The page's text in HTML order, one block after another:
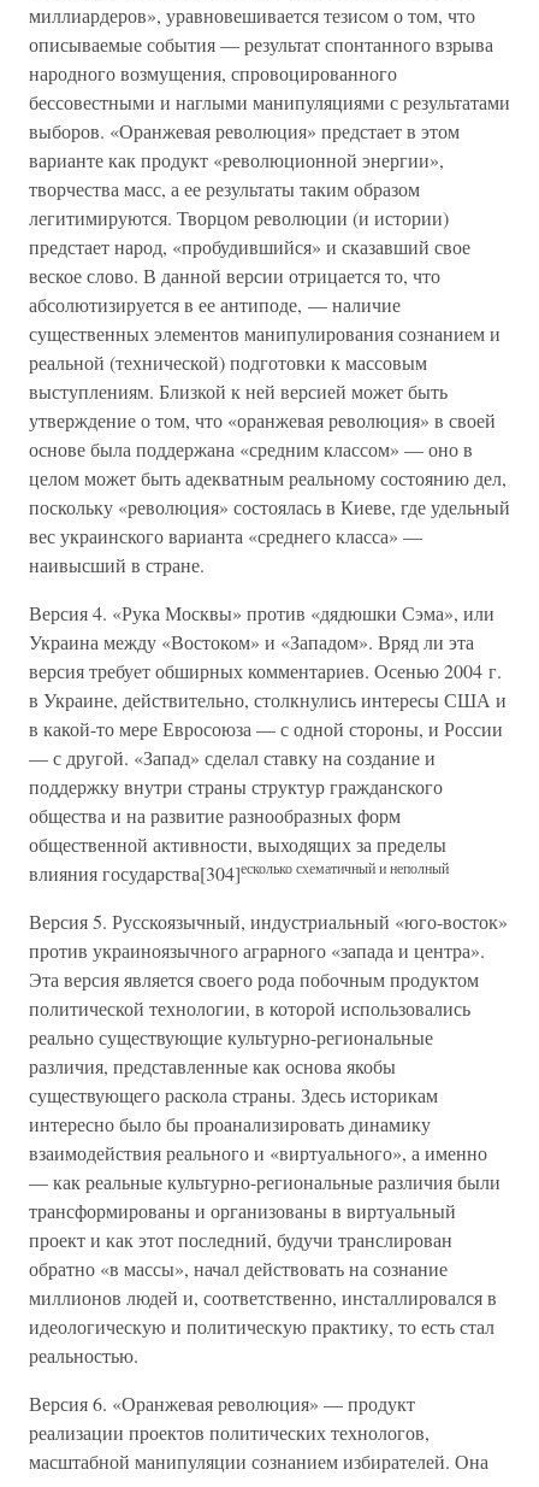
миллиардеров», уравновешивается тезисом о том, что
описываемые события — результат спонтанного взрыва
народного возмущения, спровоцированного
бессовестными и наглыми манипуляциями с результатами
выборов. «Оранжевая революция» предстает в этом
варианте как продукт «революционной энергии»,
творчества масс, а ее результаты таким образом
легитимируются. Творцом революции (и истории)
предстает народ, «пробудившийся» и сказавший свое
веское слово. В данной версии отрицается то, что
абсолютизируется в ее антиподе, — наличие
существенных элементов манипулирования сознанием и
реальной (технической) подготовки к массовым
выступлениям. Близкой к ней версией может быть
утверждение о том, что «оранжевая революция» в своей
основе была поддержана «средним классом» — оно в
целом может быть адекватным реальному состоянию дел,
поскольку «революция» состоялась в Киеве, где удельный
вес украинского варианта «среднего класса» —
наивысший в стране.
Версия 4. «Рука Москвы» против «дядюшки Сэма», или
Украина между «Востоком» и «Западом». Вряд ли эта
версия требует обширных комментариев. Осенью 2004 г.
в Украине, действительно, столкнулись интересы США и
в какой-то мере Евросоюза — с одной стороны, и России
— с другой. «Запад» сделал ставку на создание и
поддержку внутри страны структур гражданского
общества и на развитие разнообразных форм
общественной активности, выходящих за пределы
влияния государства[304]есколько схематичный и неполный
Версия 5. Русскоязычный, индустриальный «юго-восток»
против украиноязычного аграрного «запада и центра».
Эта версия является своего рода побочным продуктом
политической технологии, в которой использовались
реально существующие культурно-региональные
различия, представленные как основа якобы
существующего раскола страны. Здесь историкам
интересно было бы проанализировать динамику
взаимодействия реального и «виртуального», а именно
— как реальные культурно-региональные различия были
трансформированы и организованы в виртуальный
проект и как этот последний, будучи транслирован
обратно «в массы», начал действовать на сознание
миллионов людей и, соответственно, инсталлировался в
идеологическую и политическую практику, то есть стал
реальностью.
Версия 6. «Оранжевая революция» — продукт
реализации проектов политических технологов,
масштабной манипуляции сознанием избирателей. Она